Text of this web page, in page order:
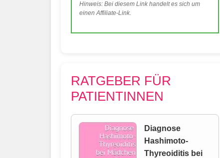
Hinweis: Bei diesem Link handelt es sich um
einen Affiliate-Link.
RATGEBER FÜR
PATIENTINNEN
Diagnose
Hashimoto-
Thyreoiditis bei